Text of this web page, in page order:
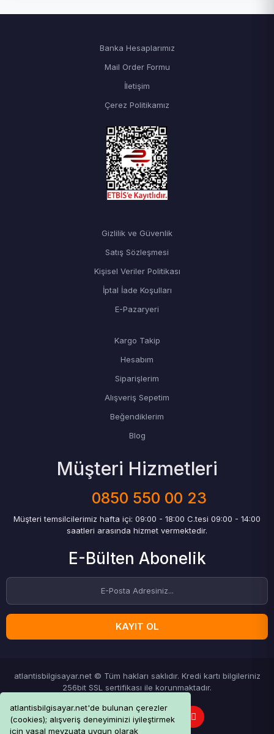
atlantisbilgisayar.net'de bulunan çerezler
(cookies); alışveriş deneyiminizi iyileştirmek
için yasal mevzuata uygun olarak
Banka Hesaplarımız
Mail Order Formu
İletişim
Çerez Politikamız
Gizlilik ve Güvenlik
Satış Sözleşmesi
Kişisel Veriler Politikası
İptal İade Koşulları
E-Pazaryeri
Kargo Takip
Hesabım
Siparişlerim
Alışveriş Sepetim
Beğendiklerim
Blog
Müşteri Hizmetleri
0850 550 00 23
Müşteri temsilcilerimiz hafta içi: 09:00 - 18:00 C.tesi 09:00 - 14:00
saatleri arasında hizmet vermektedir.
E-Bülten Abonelik
KAYIT OL
atlantisbilgisayar.net © Tüm hakları saklıdır. Kredi kartı bilgileriniz
256bit SSL sertifikası ile korunmaktadır.